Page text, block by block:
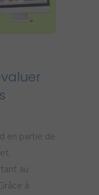
en partie de
au
à